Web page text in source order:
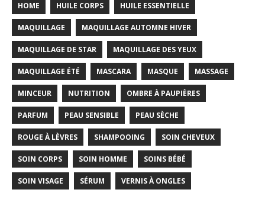
HOME HUILE CORPS HUILE ESSENTIELLE
MAQUILLAGE MAQUILLAGE AUTOMNE HIVER
MAQUILLAGE DE STAR MAQUILLAGE DES YEUX
MAQUILLAGE ÉTÉ MASCARA MASQUE MASSAGE
MINCEUR NUTRITION OMBRE À PAUPIÈRES
PARFUM PEAU SENSIBLE PEAU SÈCHE
ROUGE À LÈVRES SHAMPOOING SOIN CHEVEUX
SOIN CORPS SOIN HOMME SOINS BÉBÉ
SOIN VISAGE SÉRUM VERNIS À ONGLES